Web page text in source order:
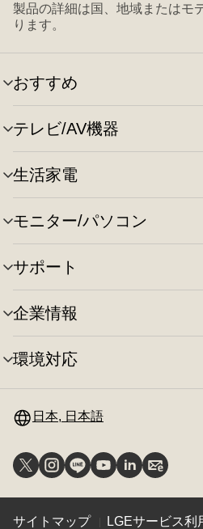
製品の詳細は国、地域またはモ
ります。
おすすめ
メ
ニ
ュ
ー
の
切
り
替
え
テレビ/AV機器
メ
ニ
ュ
ー
の
切
り
替
え
生活家電
メ
ニ
ュ
ー
の
切
り
替
え
モニター/パソコン
メ
ニ
ュ
ー
の
切
り
替
え
サポート
メ
ニ
ュ
ー
の
切
り
替
企業情報
メ
ニ
ュ
ー
り
え
環境対応
メ
ー
の
り
替
え
日本, 日本語
サイトマップ LGEサービス利